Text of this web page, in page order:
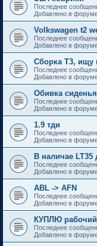
Последнее
Добавлено в
Volkswagen t2
Последнее
Добавлено в
Сборка Т3, ищу
Последнее
Добавлено в
Обивка
Последнее
Добавлено в
1.9 тди
Последнее
Добавлено в
В наличае LT35
Последнее
Добавлено в
ABL -> AFN
Последнее
Добавлено в
КУПЛЮ
Последнее
Добавлено в